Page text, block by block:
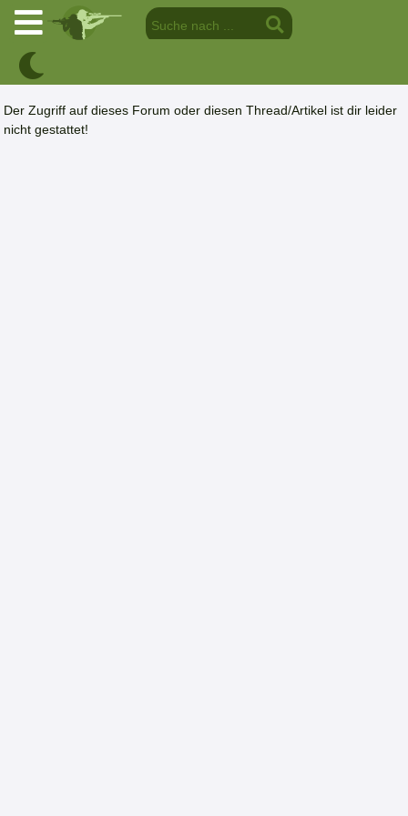
Der Zugriff auf dieses Forum oder diesen Thread/Artikel ist dir leider
nicht gestattet!